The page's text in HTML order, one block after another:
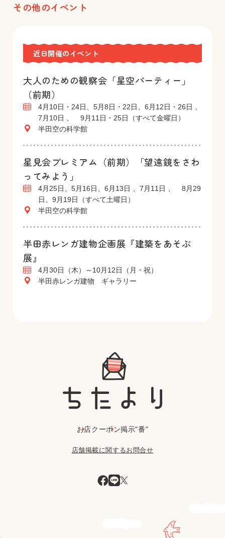
その他のイベント
近日開催のイベント
大人のための観察会「星空パーティー」
（前期）
4月10日・24日、5月8日・22日、6月12日・26日 、
7月10日 、 9月11日・25日（すべて金曜日）
半田空の科学館
星見会プレミアム（前期）「望遠鏡をさわ
ってみよう」
4月25日、5月16日、6月13日 、7月11日 、 8月29
日、9月19日（すべて土曜日）
半田空の科学館
半田赤レンガ建物企画展『建築をあそぶ
展』
4月30日（木）～10月12日（月・祝）
半田赤レンガ建物 ギャラリー
お店クーポン掲示"番"
店舗掲載に関するお問合せ